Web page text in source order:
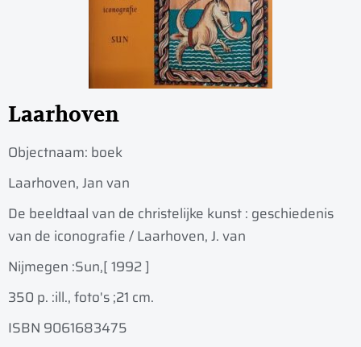
Laarhoven
Objectnaam: boek
Laarhoven, Jan van
De beeldtaal van de christelijke kunst : geschiedenis
van de iconografie / Laarhoven, J. van
Nijmegen :Sun,[ 1992 ]
350 p. :ill., foto's ;21 cm.
ISBN 9061683475